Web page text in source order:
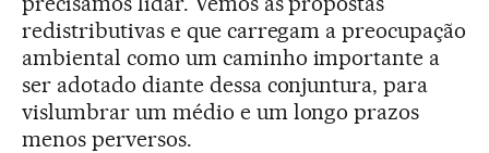
redistributivas e que carregam a preocupação
ambiental como um caminho importante a
ser adotado diante dessa conjuntura, para
vislumbrar um médio e um longo prazos
menos perve­­rsos.